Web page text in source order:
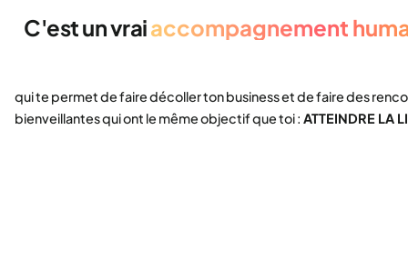
C'est un vraiaccompagnement
qui te permet de faire décoller ton business et de faire des
bienveillantes qui ont le même objectif que toi : ATTEINDRE LA